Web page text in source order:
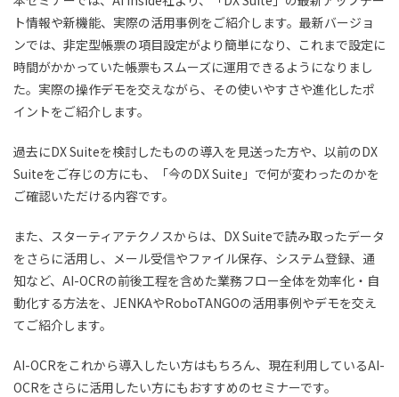
ト情報や新機能、実際の活用事例をご紹介します。最新バージョ
ンでは、非定型帳票の項目設定がより簡単になり、これまで設定に
時間がかかっていた帳票もスムーズに運用できるようになりまし
た。実際の操作デモを交えながら、その使いやすさや進化したポ
イントをご紹介します。
過去にDX Suiteを検討したものの導入を見送った方や、以前のDX
Suiteをご存じの方にも、「今のDX Suite」で何が変わったのかを
ご確認いただける内容です。
また、スターティアテクノスからは、DX Suiteで読み取ったデータ
をさらに活用し、メール受信やファイル保存、システム登録、通
知など、AI-OCRの前後工程を含めた業務フロー全体を効率化・自
動化する方法を、JENKAやRoboTANGOの活用事例やデモを交え
てご紹介します。
AI-OCRをこれから導入したい方はもちろん、現在利用しているAI-
OCRをさらに活用したい方にもおすすめのセミナーです。